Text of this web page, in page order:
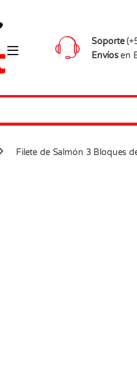
Soporte
Envíosen
Filete de Salmón 3 Bloques